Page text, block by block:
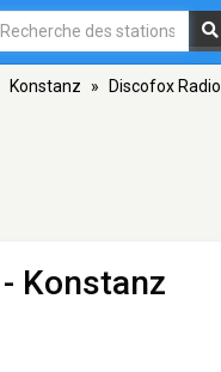
Konstanz » Discofox Radio
- Konstanz